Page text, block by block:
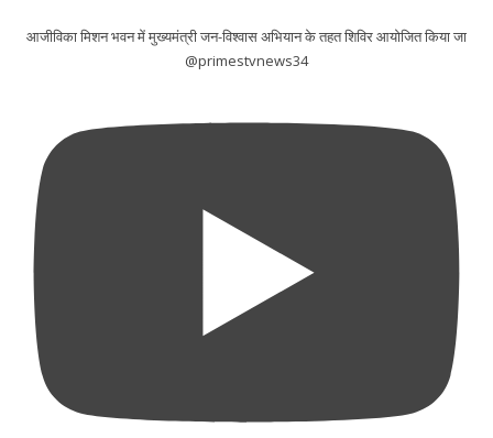
आजीविका मिशन भवन में मुख्यमंत्री जन-विश्वास अभियान के तहत शिविर आयोजित किया जा
@primestvnews34